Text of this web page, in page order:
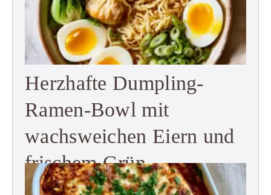
Herzhafte Dumpling-
Ramen-Bowl mit
wachsweichen Eiern und
frischem Grün